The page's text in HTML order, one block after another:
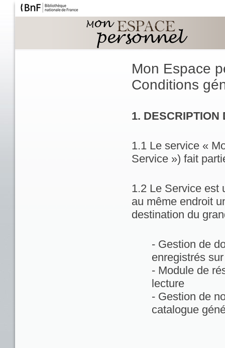
Mon Espace
Conditions
1. DESCRIPTION
1.1 Le service «
Service ») fait
1.2 Le Service est
au même endroit
destination du
- Gestion de
enregistrés
- Module de
lecture
- Gestion de
catalogue